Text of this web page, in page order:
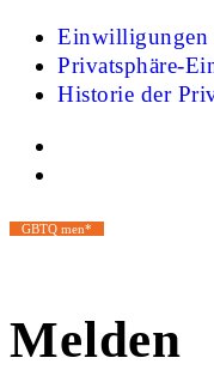
Einwilligungen
Privatsphäre-
Historie der
GBTQ men*
Melden